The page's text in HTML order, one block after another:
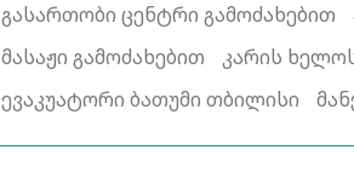
გასართობი ცენტრი გამოძახებით
მასაჟი გამოძახებით
კარის
ევაკუატორი ბათუმი თბილისი